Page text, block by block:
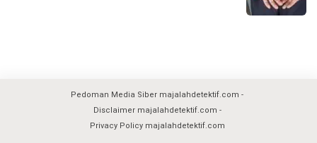
Pedoman Media Siber majalahdetektif.com
Disclaimer majalahdetektif.com
Privacy Policy majalahdetektif.com